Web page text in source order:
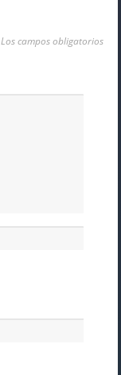
Los campos obligatorios